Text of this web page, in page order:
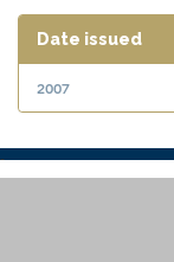
Date issued
2007